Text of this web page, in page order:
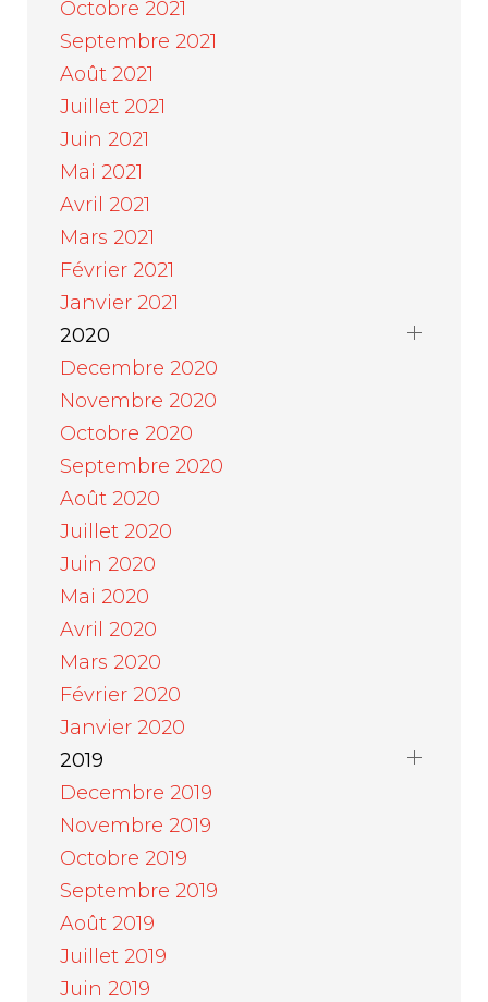
Octobre 2021
Septembre 2021
Août 2021
Juillet 2021
Juin 2021
Mai 2021
Avril 2021
Mars 2021
Février 2021
Janvier 2021
2020
Decembre 2020
Novembre 2020
Octobre 2020
Septembre 2020
Août 2020
Juillet 2020
Juin 2020
Mai 2020
Avril 2020
Mars 2020
Février 2020
Janvier 2020
2019
Decembre 2019
Novembre 2019
Octobre 2019
Septembre 2019
Août 2019
Juillet 2019
Juin 2019